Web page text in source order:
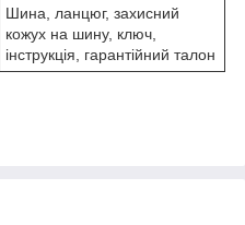
Шина, ланцюг, захисний
кожух на шину, ключ,
інструкція, гарантійний талон